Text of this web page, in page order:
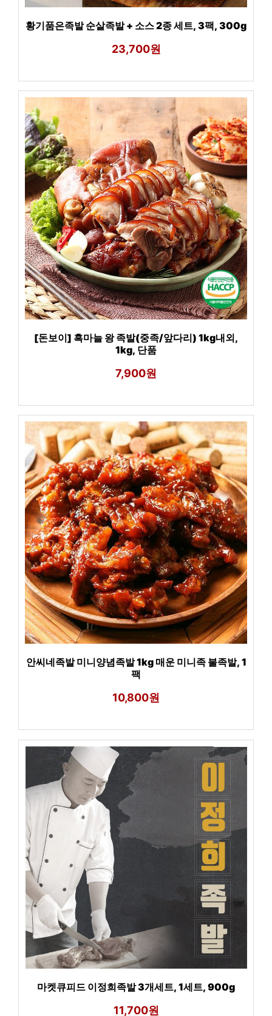
황기품은족발 순살족발 + 소스 2종 세트, 3팩, 300g
23,700원
[돈보이] 흑마늘 왕 족발(중족/앞다리) 1kg내외,
1kg, 단품
7,900원
안씨네족발 미니양념족발 1kg 매운 미니족 불족발, 1
팩
10,800원
마켓큐피드 이정희족발 3개세트, 1세트, 900g
11,700원